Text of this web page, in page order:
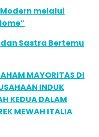
melalui
dan Sastra Bertemu
MAYORITAS DI
INDUK
KEDUA DALAM
MEWAH ITALIA